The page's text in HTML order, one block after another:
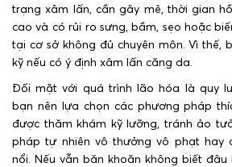
trạng xâm lấn, cần gây mê, thời gian
cao và có rủi ro sưng, bầm, sẹo hoặc
tại cơ sở không đủ chuyên môn. Vì thế,
kỹ nếu có ý định xâm lấn căng da.
Đối mặt với quá trình lão hóa là quy
bạn nên lựa chọn các phương pháp
được thăm khám kỹ lưỡng, tránh ảo
pháp tự nhiên vô thưởng vô phạt hay
nổi. Nếu vẫn băn khoăn không biết đâu